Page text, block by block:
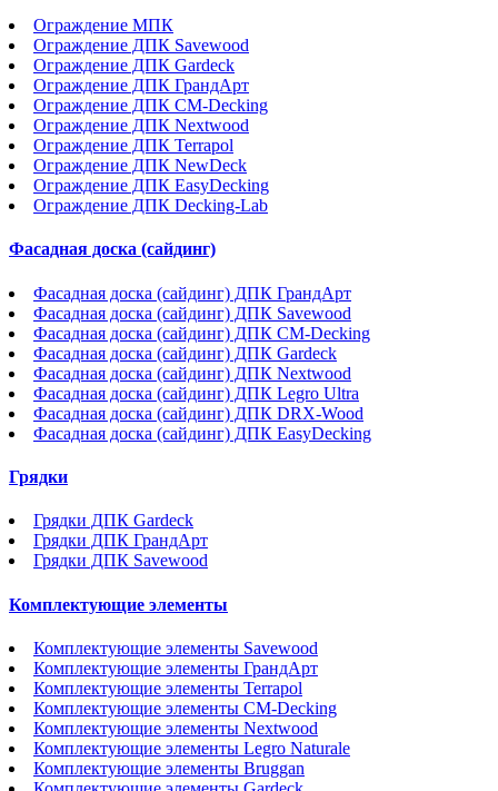
Ограждение МПК
Ограждение ДПК Savewood
Ограждение ДПК Gardeck
Ограждение ДПК ГрандАрт
Ограждение ДПК CM-Decking
Ограждение ДПК Nextwood
Ограждение ДПК Terrapol
Ограждение ДПК NewDeck
Ограждение ДПК EasyDecking
Ограждение ДПК Decking-Lab
Фасадная доска (сайдинг)
Фасадная доска (сайдинг) ДПК ГрандАрт
Фасадная доска (сайдинг) ДПК Savewood
Фасадная доска (сайдинг) ДПК CM-Decking
Фасадная доска (сайдинг) ДПК Gardeck
Фасадная доска (сайдинг) ДПК Nextwood
Фасадная доска (сайдинг) ДПК Legro Ultra
Фасадная доска (сайдинг) ДПК DRX-Wood
Фасадная доска (сайдинг) ДПК EasyDecking
Грядки
Грядки ДПК Gardeck
Грядки ДПК ГрандАрт
Грядки ДПК Savewood
Комплектующие элементы
Комплектующие элементы Savewood
Комплектующие элементы ГрандАрт
Комплектующие элементы Terrapol
Комплектующие элементы CM-Decking
Комплектующие элементы Nextwood
Комплектующие элементы Legro Naturale
Комплектующие элементы Bruggan